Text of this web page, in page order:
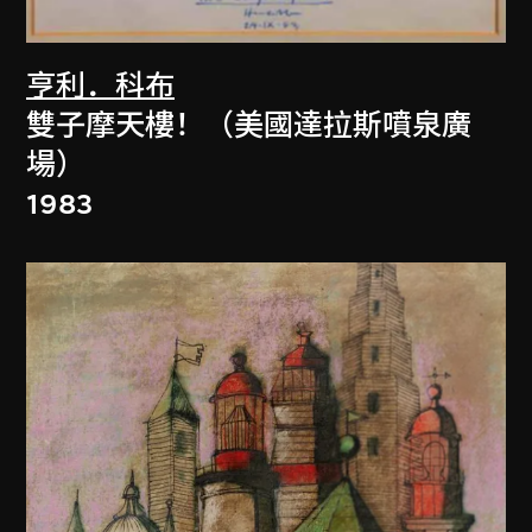
亨利．科布
雙子摩天樓！（美國達拉斯噴泉廣
場）
1983